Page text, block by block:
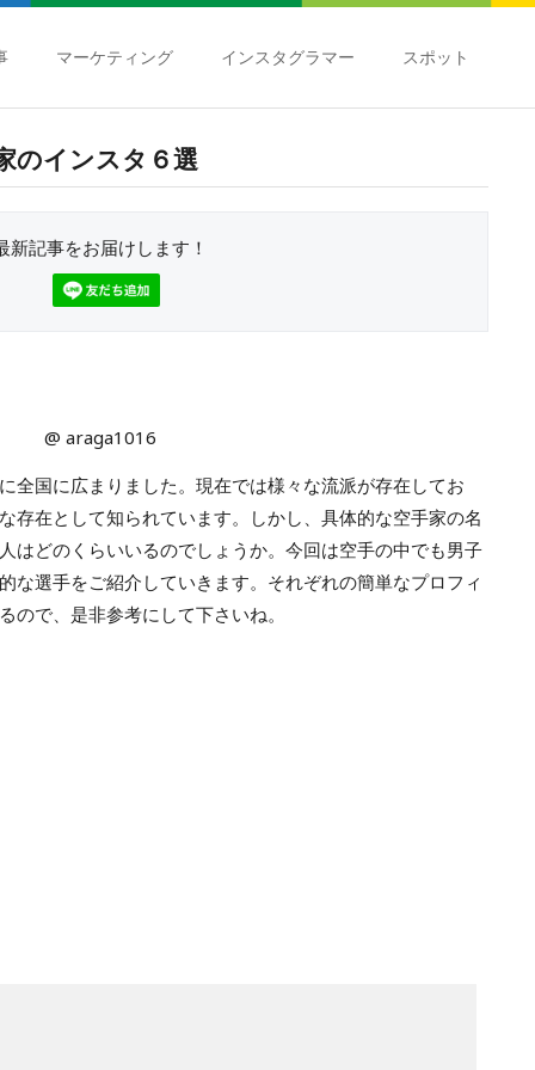
マーケティング インスタグラマー スポット
のインスタ６選
新記事をお届けします！
@ araga1016
全国に広まりました。現在では様々な流派が存在してお
存在として知られています。しかし、具体的な空手家の名
はどのくらいいるのでしょうか。今回は空手の中でも男子
な選手をご紹介していきます。それぞれの簡単なプロフィ
ので、是非参考にして下さいね。